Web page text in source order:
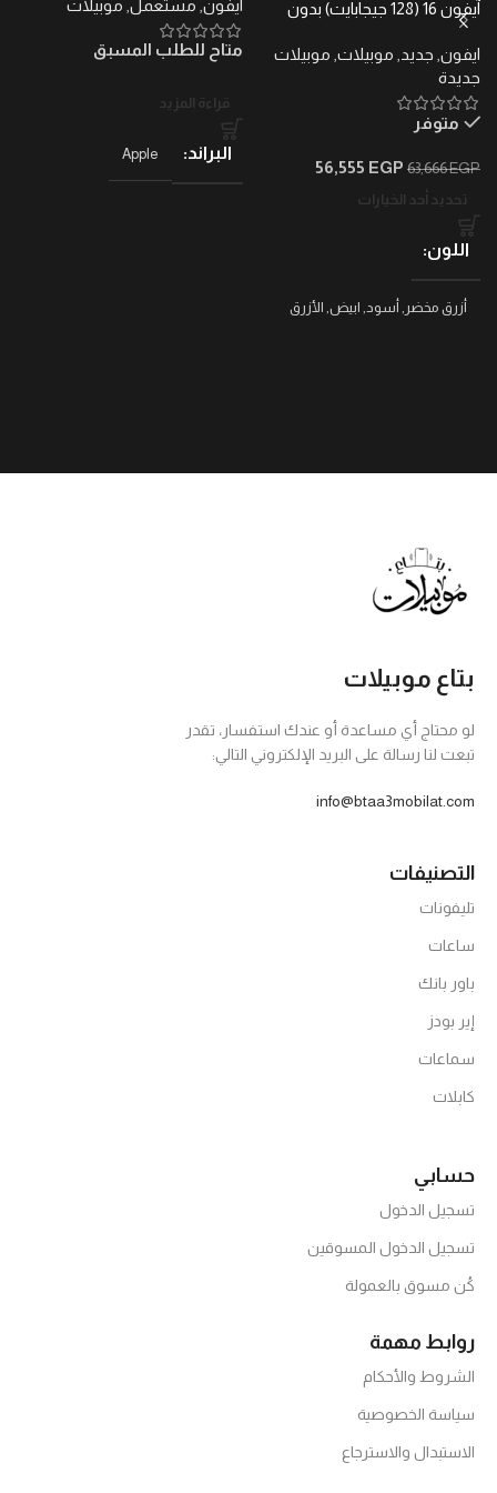
آيفون 16 (128 جيجابايت) بدون
ضرائب – ضمان محلي
ايفون جديد موبيلات موبيلات
جديدة
متوفر
63,666EGP
56,555 EGP
تحديد أحد الخيارات
اللون
أزرق مخضر , أسود, ابيض, الأزرق
ايفون مستعمل موبيلات
متاح للطلب المسبق
قراءة المزيد
البراند Apple
بتاع موبيلات
لو محتاج أي مساعدة أو عندك استفسار، تقدر
تبعت لنا رسالة على البريد الإلكتروني التالي:
info@btaa3mobilat.com
التصنيفات
تليفونات
ساعات
باور بانك
إير بودز
سماعات
كابلات
حسابي
تسجيل الدخول
تسجيل الدخول المسوقين
كُن مسوق بالعمولة
روابط مهمة
الشروط والأحكام
سياسة الخصوصية
الاستبدال والاسترجاع